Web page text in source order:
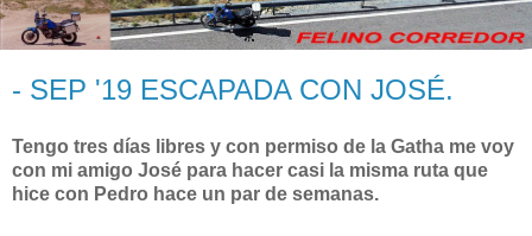
- SEP '19 ESCAPADA CON JOSÉ.
Tengo tres días libres y con permiso de la Gatha me voy
con mi amigo José para hacer casi la misma ruta que
hice con Pedro hace un par de semanas.